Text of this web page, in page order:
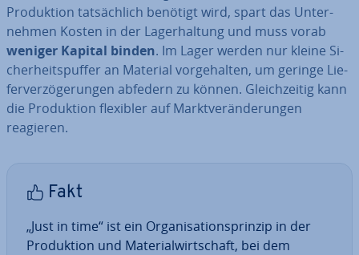
Pro­duk­ti­on tat­säch­lich benötigt wird, spart das Un­ter­
neh­men Kosten in der La­ger­hal­tung und muss vorab
weniger Kapital binden. Im Lager werden nur kleine Si­
cher­heits­puf­fer an Material vor­ge­hal­ten, um geringe Lie­
fer­ver­zö­ge­run­gen abfedern zu können. Gleich­zei­tig kann
die Pro­duk­ti­on flexibler auf Markt­ver­än­de­run­gen
reagieren.
Fakt
„Just in time“ ist ein Or­ga­ni­sa­ti­ons­prin­zip in der
Pro­duk­ti­on und Ma­te­ri­al­wirt­schaft, bei dem